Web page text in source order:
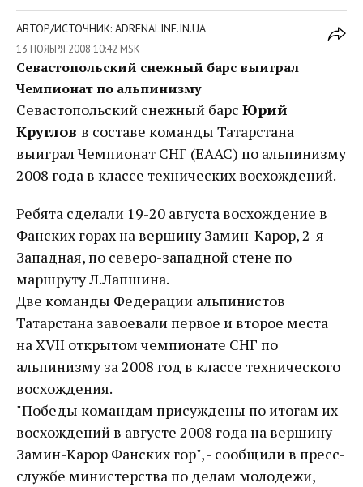
АВТОР/ИСТОЧНИК: ADRENALINE.IN.UA
13 НОЯБРЯ 2008 10:42 MSK
Севастопольский снежный барс выиграл
Чемпионат по альпинизму
Севастопольский снежный барс Юрий
Круглов в составе команды Татарстана
выиграл Чемпионат СНГ (ЕААС) по альпинизму
2008 года в классе технических восхождений.
Ребята сделали 19-20 августа восхождение в
Фанских горах на вершину Замин-Карор, 2-я
Западная, по северо-западной стене по
маршруту Л.Лапшина.
Две команды Федерации альпинистов
Татарстана завоевали первое и второе места
на XVII открытом чемпионате СНГ по
альпинизму за 2008 год в классе технического
восхождения.
"Победы командам присуждены по итогам их
восхождений в августе 2008 года на вершину
Замин-Карор Фанских гор", - сообщили в пресс-
службе министерства по делам молодежи,